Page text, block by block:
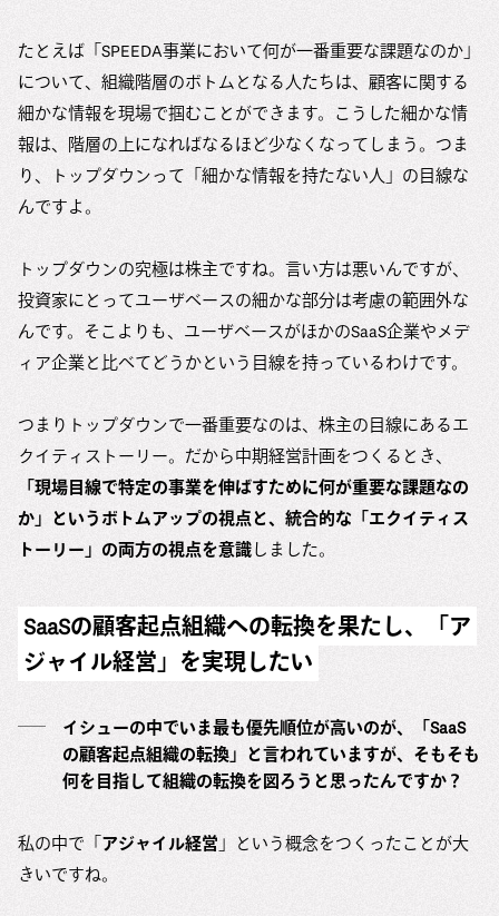
たとえば「SPEEDA事業において何が一番重要な課題なのか」
について、組織階層のボトムとなる人たちは、顧客に関する
細かな情報を現場で掴むことができます。こうした細かな情
報は、階層の上になればなるほど少なくなってしまう。つま
り、トップダウンって「細かな情報を持たない人」の目線な
んですよ。
トップダウンの究極は株主ですね。言い方は悪いんですが、
投資家にとってユーザベースの細かな部分は考慮の範囲外な
んです。そこよりも、ユーザベースがほかのSaaS企業やメデ
ィア企業と比べてどうかという目線を持っているわけです。
つまりトップダウンで一番重要なのは、株主の目線にあるエ
クイティストーリー。だから中期経営計画をつくるとき、
「現場目線で特定の事業を伸ばすために何が重要な課題なの
か」というボトムアップの視点と、統合的な「エクイティス
トーリー」の両方の視点を意識しました。
SaaSの顧客起点組織への転換を果たし、「ア
ジャイル経営」を実現したい
イシューの中でいま最も優先順位が高いのが、「SaaS
の顧客起点組織の転換」と言われていますが、そもそも
何を目指して組織の転換を図ろうと思ったんですか？
私の中で「アジャイル経営 」という概念をつくったことが大
きいですね。